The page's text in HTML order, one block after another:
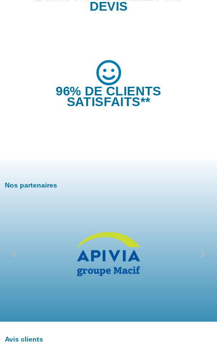
DEVIS
96% DE CLIENTS
SATISFAITS**
Nos partenaires
Avis clients